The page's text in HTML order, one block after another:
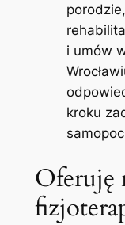
i umów
kroku
Oferuję